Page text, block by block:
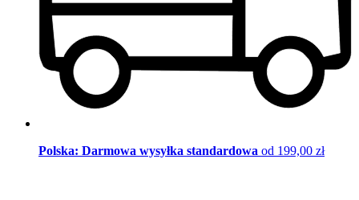
Polska: Darmowa wysyłka standardowa od 199,00 zł